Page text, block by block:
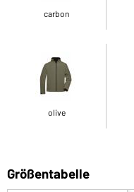
carbon
olive
Größentabelle